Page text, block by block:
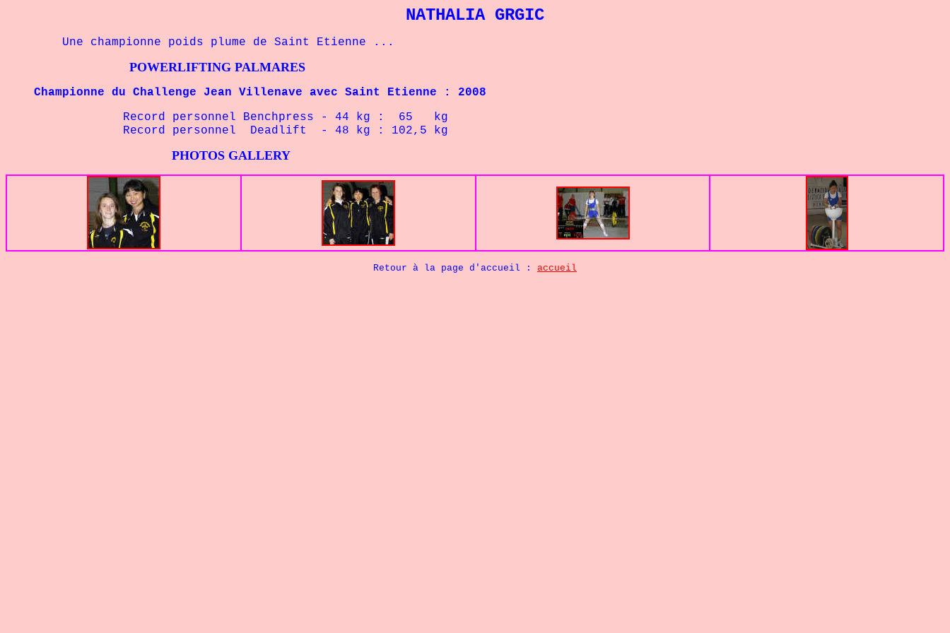
NATHALIA GRGIC
Une championne poids plume de Saint Etienne ...
POWERLIFTING PALMARES
Championne du Challenge Jean Villenave avec Saint Etienne : 2008
Record personnel Benchpress - 44 kg : 65 kg
Record personnel Deadlift - 48 kg : 102,5 kg
PHOTOS GALLERY
Retour à la page d'accueil : accueil